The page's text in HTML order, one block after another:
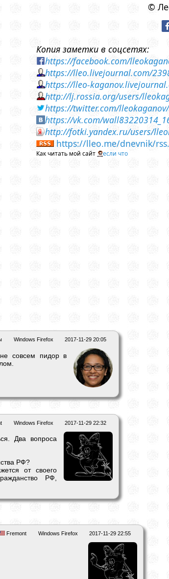
©
Копия заметки в соцсетях:
https://facebook.com/
https://lleo.livejournal.com/
https://lleo-
http://lj.rossia.org/users/
https://twitter.com/
https://vk.com/
http://fotki.yandex.ru/users/
https://lleo.me/dnevnik/
Как читать мой сайт если что
2017-11-29 20:05
Windows Firefox
совсем пидор в
2017-11-29 22:32
Windows Firefox
Два вопроса
РФ?
от своего
РФ,
2017-11-29 22:55
Windows Firefox
Fremont